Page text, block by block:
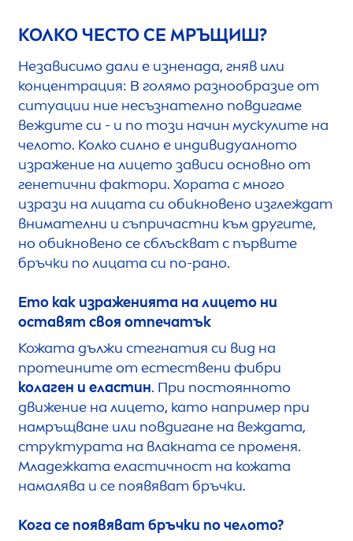
КОЛКО ЧЕСТО СЕ МРЪЩИШ?
Независимо дали е изненада, гняв или
концентрация: В голямо разнообразие от
ситуации ние несъзнателно повдигаме
веждите си - и по този начин мускулите на
челото. Колко силно е индивидуалното
изражение на лицето зависи основно от
генетични фактори. Хората с много
изрази на лицата си обикновено изглеждат
внимателни и съпричастни към другите,
но обикновено се сблъскват с първите
бръчки по лицата си по-рано.
Ето как израженията на лицето ни
оставят своя отпечатък
Кожата дължи стегнатия си вид на
протеините от естествени фибри
колаген и еластин. При постоянното
движение на лицето, като например при
намръщване или повдигане на веждата,
структурата на влакната се променя.
Младежката еластичност на кожата
намалява и се появяват бръчки.
Кога се появяват бръчки по челото?